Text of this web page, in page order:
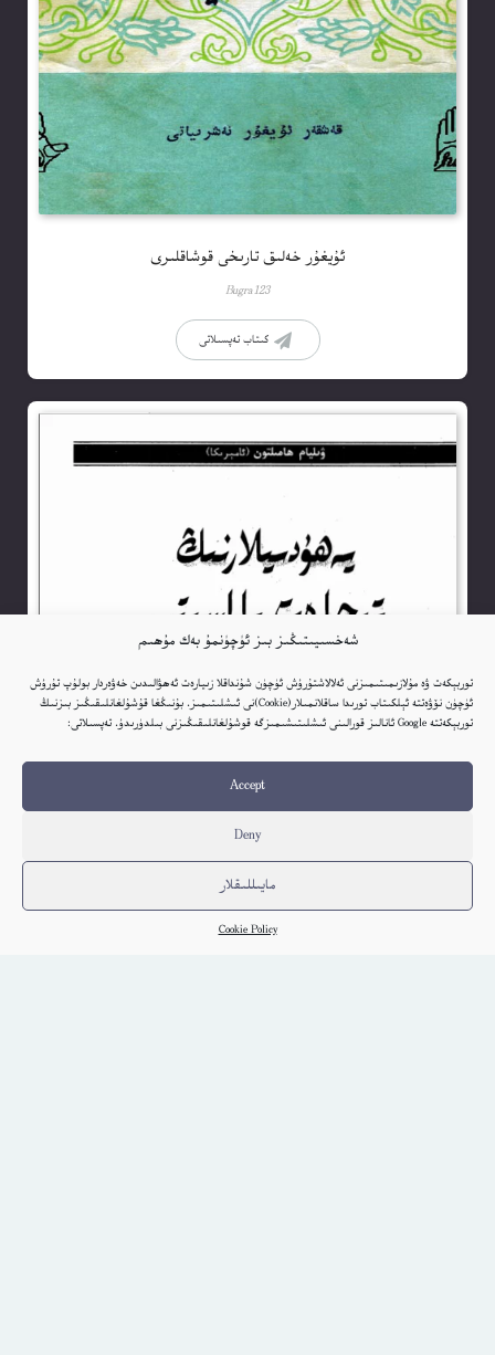
شەخسىيىتىڭىز بىز ئۈچۈنمۇ بەك مۇھىم
توربېكەت ۋە مۇلازىمىتىمىزنى ئەلالاشتۇرۇش ئۈچۈن شۇنداقلا زىيارەت ئەھۋالىدىن خەۋەردار بولۇپ تۇرۇش
ئۈچۈن نۆۋەتتە ئېلكىتاب تورىدا ساقلانمىلار(Cookie)نى ئىشلىتىمىز. بۇنىڭغا قۇشۇلغانلىقىڭىز بىزنىڭ
توربېكەتتە Google ئانالىز قورالىنى ئىشلىتىشىمىزگە قوشۇلغانلىقىڭىزنى بىلدۈرىدۇ. تەپسىلاتى:
Accept
Deny
مايىللىقلار
Cookie Policy
ئۇيغۇر خەلىق تارىخى قوشاقلىرى
Bugra123
كىتاب تەپسىلاتى